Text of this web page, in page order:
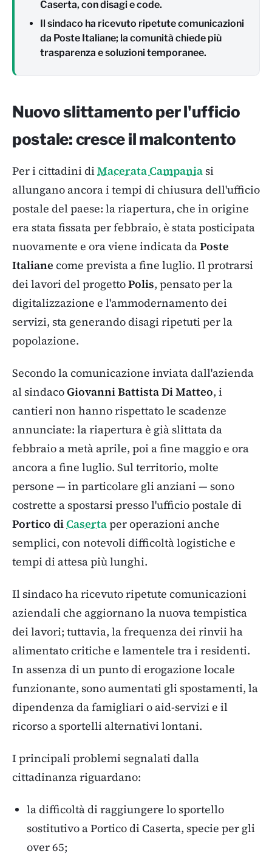
Caserta, con disagi e code.
Il sindaco ha ricevuto ripetute comunicazioni
da Poste Italiane; la comunità chiede più
trasparenza e soluzioni temporanee.
Nuovo slittamento per l'ufficio
postale: cresce il malcontento
Per i cittadini diMacerata Campania si
allungano ancora i tempi di chiusura dell'ufficio
postale del paese: la riapertura, che in origine
era stata fissata per febbraio, è stata posticipata
nuovamente e ora viene indicata daPoste
Italiane come prevista a fine luglio. Il protrarsi
dei lavori del progettoPolis, pensato per la
digitalizzazione e l'ammodernamento dei
servizi, sta generando disagi ripetuti per la
popolazione.
Secondo la comunicazione inviata dall'azienda
al sindacoGiovanni Battista Di Matteo, i
cantieri non hanno rispettato le scadenze
annunciate: la riapertura è già slittata da
febbraio a metà aprile, poi a fine maggio e ora
ancora a fine luglio. Sul territorio, molte
persone — in particolare gli anziani — sono
costrette a spostarsi presso l'ufficio postale di
Portico diCasertaper operazioni anche
semplici, con notevoli difficoltà logistiche e
tempi di attesa più lunghi.
Il sindaco ha ricevuto ripetute comunicazioni
aziendali che aggiornano la nuova tempistica
dei lavori; tuttavia, la frequenza dei rinvii ha
alimentato critiche e lamentele tra i residenti.
In assenza di un punto di erogazione locale
funzionante, sono aumentati gli spostamenti, la
dipendenza da famigliari o aid-servizi e il
ricorso a sportelli alternativi lontani.
I principali problemi segnalati dalla
cittadinanza riguardano:
la difficoltà di raggiungere lo sportello
sostitutivo a Portico di Caserta, specie per gli
over 65;